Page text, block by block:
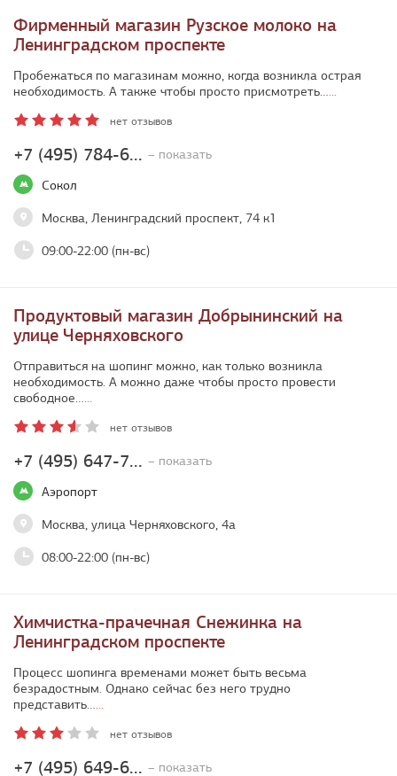
Фирменный магазин Рузское молоко на
Ленинградском проспекте
+7 (495) 784-6... – показать
Сокол
Москва, Ленинградский проспект, 74 к1
09:00-22:00 (пн-вс)
Пробежаться по магазинам можно, когда возникла острая
необходимость. А также чтобы просто присмотреть…...
нет отзывов
Продуктовый магазин Добрынинский на
улице Черняховского
+7 (495) 647-7... – показать
Аэропорт
Москва, улица Черняховского, 4а
08:00-22:00 (пн-вс)
Отправиться на шопинг можно, как только возникла
необходимость. А можно даже чтобы просто провести
свободное…...
нет отзывов
Химчистка-прачечная Снежинка на
Ленинградском проспекте
+7 (495) 649-6... – показать
Процесс шопинга временами может быть весьма
безрадостным. Однако сейчас без него трудно
представить…...
нет отзывов